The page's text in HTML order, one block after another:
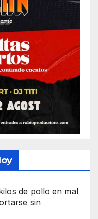
de pollo en mal
sin